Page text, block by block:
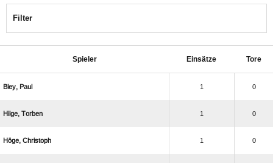
Filter
Spieler Einsätze Tore
  1 0
  1 0
  1 0